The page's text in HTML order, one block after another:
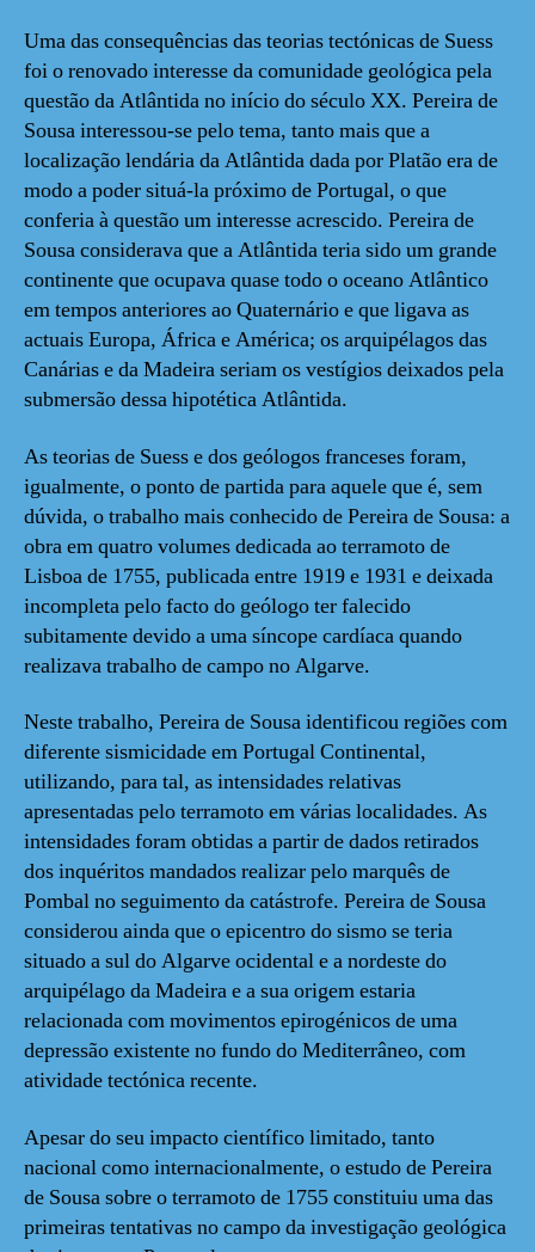
Uma das consequências das teorias tectónicas de Suess
foi o renovado interesse da comunidade geológica pela
questão da Atlântida no início do século XX. Pereira de
Sousa interessou-se pelo tema, tanto mais que a
localização lendária da Atlântida dada por Platão era de
modo a poder situá-la próximo de Portugal, o que
conferia à questão um interesse acrescido. Pereira de
Sousa considerava que a Atlântida teria sido um grande
continente que ocupava quase todo o oceano Atlântico
em tempos anteriores ao Quaternário e que ligava as
actuais Europa, África e América; os arquipélagos das
Canárias e da Madeira seriam os vestígios deixados pela
submersão dessa hipotética Atlântida.
As teorias de Suess e dos geólogos franceses foram,
igualmente, o ponto de partida para aquele que é, sem
dúvida, o trabalho mais conhecido de Pereira de Sousa: a
obra em quatro volumes dedicada ao terramoto de
Lisboa de 1755, publicada entre 1919 e 1931 e deixada
incompleta pelo facto do geólogo ter falecido
subitamente devido a uma síncope cardíaca quando
realizava trabalho de campo no Algarve.
Neste trabalho, Pereira de Sousa identificou regiões com
diferente sismicidade em Portugal Continental,
utilizando, para tal, as intensidades relativas
apresentadas pelo terramoto em várias localidades. As
intensidades foram obtidas a partir de dados retirados
dos inquéritos mandados realizar pelo marquês de
Pombal no seguimento da catástrofe. Pereira de Sousa
considerou ainda que o epicentro do sismo se teria
situado a sul do Algarve ocidental e a nordeste do
arquipélago da Madeira e a sua origem estaria
relacionada com movimentos epirogénicos de uma
depressão existente no fundo do Mediterrâneo, com
atividade tectónica recente.
Apesar do seu impacto científico limitado, tanto
nacional como internacionalmente, o estudo de Pereira
de Sousa sobre o terramoto de 1755 constituiu uma das
primeiras tentativas no campo da investigação geológica